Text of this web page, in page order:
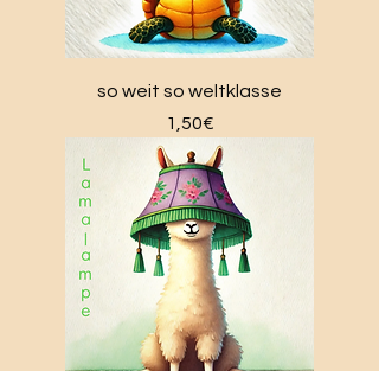
so weit so weltklasse
Price
1,50€